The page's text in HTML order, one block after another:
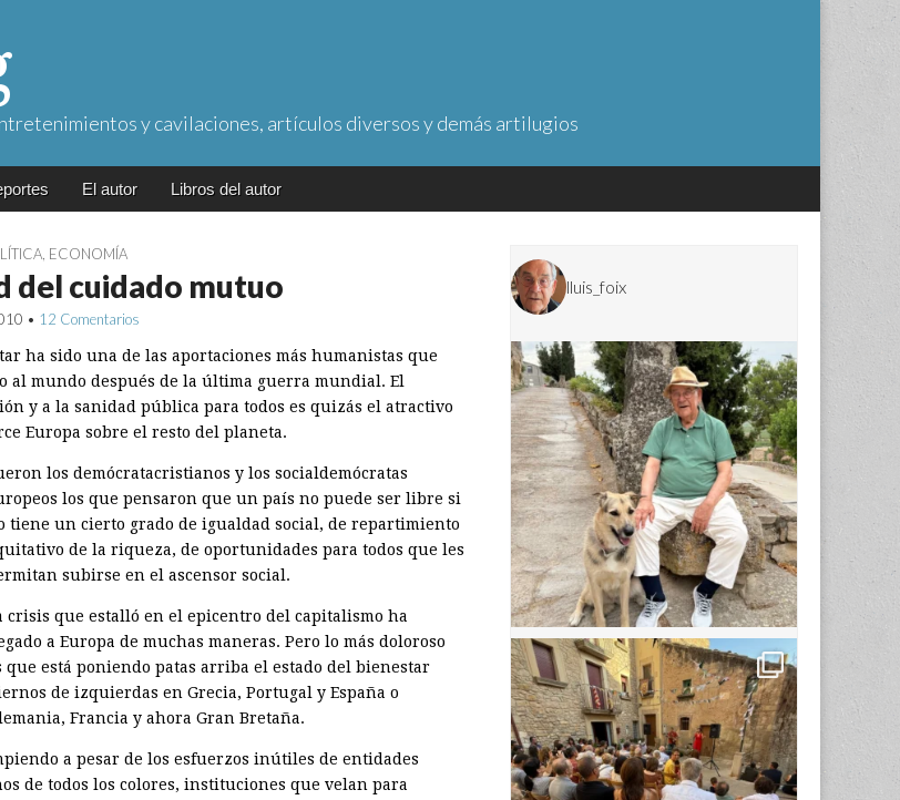
y cavilaciones, artículos diversos y demás artilugios
El autor Libros del autor
ECONOMÍA
del cuidado mutuo
• 12 Comentarios
ha sido una de las aportaciones más humanistas que
al mundo después de la última guerra mundial. El
y a la sanidad pública para todos es quizás el atractivo
Europa sobre el resto del planeta.
los demócratacristianos y los socialdemócratas
los que pensaron que un país no puede ser libre si
tiene un cierto grado de igualdad social, de repartimiento
de la riqueza, de oportunidades para todos que les
subirse en el ascensor social.
crisis que estalló en el epicentro del capitalismo ha
a Europa de muchas maneras. Pero lo más doloroso
que está poniendo patas arriba el estado del bienestar
de izquierdas en Grecia, Portugal y España o
Francia y ahora Gran Bretaña.
a pesar de los esfuerzos inútiles de entidades
de todos los colores, instituciones que velan para
lluis_foix